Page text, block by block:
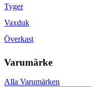
Tyger
Vaxduk
Överkast
Varumärke
Alla Varumärken